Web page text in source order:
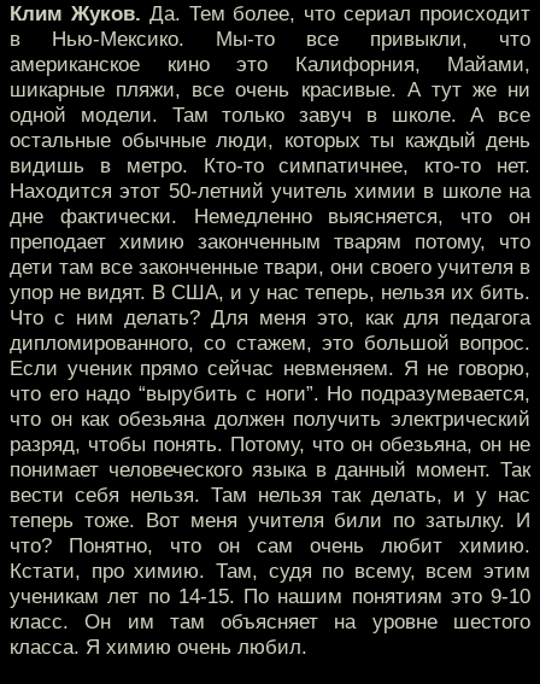
Клим Жуков. Да. Тем более, что сериал происходит
в Нью-Мексико. Мы-то все привыкли, что
американское кино это Калифорния, Майами,
шикарные пляжи, все очень красивые. А тут же ни
одной модели. Там только завуч в школе. А все
остальные обычные люди, которых ты каждый день
видишь в метро. Кто-то симпатичнее, кто-то нет.
Находится этот 50-летний учитель химии в школе на
дне фактически. Немедленно выясняется, что он
преподает химию законченным тварям потому, что
дети там все законченные твари, они своего учителя в
упор не видят. В США, и у нас теперь, нельзя их бить.
Что с ним делать? Для меня это, как для педагога
дипломированного, со стажем, это большой вопрос.
Если ученик прямо сейчас невменяем. Я не говорю,
что его надо “вырубить с ноги”. Но подразумевается,
что он как обезьяна должен получить электрический
разряд, чтобы понять. Потому, что он обезьяна, он не
понимает человеческого языка в данный момент. Так
вести себя нельзя. Там нельзя так делать, и у нас
теперь тоже. Вот меня учителя били по затылку. И
что? Понятно, что он сам очень любит химию.
Кстати, про химию. Там, судя по всему, всем этим
ученикам лет по 14-15. По нашим понятиям это 9-10
класс. Он им там объясняет на уровне шестого
класса. Я химию очень любил.